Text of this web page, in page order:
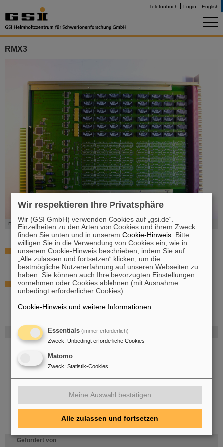
Telefonbuch Login English
FAIR
Gefördert von
RMX3
RMX3-Modul
Same functionality likeRMX2 with different hardware
...details...]
Wir respektieren Ihre Privatsphäre
Wir (GSI GmbH) verwenden Cookies auf „gsi.de“.
Einzelheiten zu den Arten von Cookies und ihrem Zweck
finden Sie unten und in unseremCookie-Hinweis . Bitte
willigen Sie in die Verwendung von Cookies ein, wie in
unserem Cookie-Hinweis beschrieben, indem Sie auf
„Alle zulassen und fortsetzen“ klicken, um die
bestmögliche Nutzererfahrung auf unseren Webseiten zu
haben. Sie können auch Ihre bevorzugten Einstellungen
vornehmen oder Cookies ablehnen (mit Ausnahme
unbedingt erforderlicher Cookies).
Cookie-Hinweis und weitere Informationen
Essentials (immer erforderlich)
Zweck: Unbedingt erforderliche Cookies
Matomo
Zweck: Statistik-Cookies
Meine Auswahl bestätigen
Alle zulassen und fortsetzen